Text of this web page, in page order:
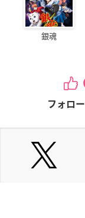
銀魂
フォロ